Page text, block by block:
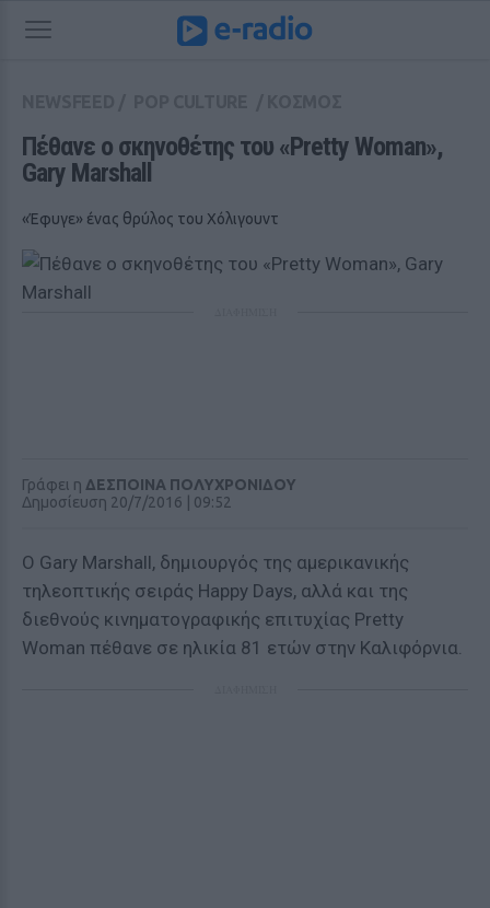
Πέθανε ο σκηνοθέτης του «Pretty Woman»,
Gary Marshall
«Έφυγε» ένας θρύλος του Χόλιγουντ
Γράφει η ΔΕΣΠΟΙΝΑ ΠΟΛΥΧΡΟΝΙΔΟΥ
Δημοσίευση 20/7/2016 | 09:52
Ο Gary Marshall, δημιουργός της αμερικανικής
τηλεοπτικής σειράς Happy Days, αλλά και της
διεθνούς κινηματογραφικής επιτυχίας Pretty
Woman πέθανε σε ηλικία 81 ετών στην Καλιφόρνια.